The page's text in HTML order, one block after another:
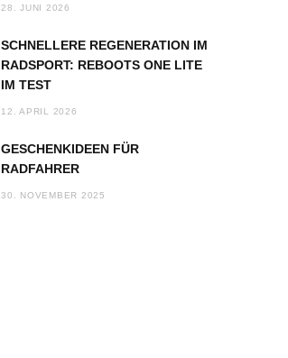
28. JUNI 2026
SCHNELLERE REGENERATION IM
RADSPORT: REBOOTS ONE LITE
IM TEST
12. APRIL 2026
GESCHENKIDEEN FÜR
RADFAHRER
30. NOVEMBER 2025